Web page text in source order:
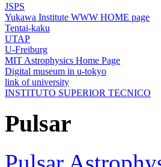
JSPS
Yukawa Institute WWW HOME page
Tentai-kaku
UTAP
U-Freiburg
MIT Astrophysics Home Page
Digital museum in u-tokyo
link of university
INSTITUTO SUPERIOR TECNICO
Pulsar